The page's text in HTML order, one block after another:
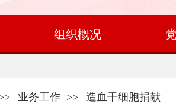
组织概况
业务工作 >> 造血干细胞捐献